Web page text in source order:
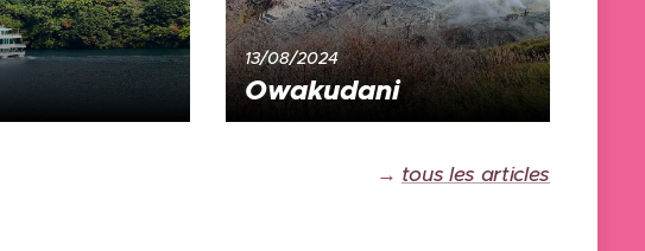
13/08/2024
Owakudani
→ tous les articles